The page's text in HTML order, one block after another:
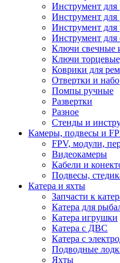
Инструмент для
Инструмент для
Инструмент для
Инструмент для
Ключи свечные
Ключи
Коврики для
Отвертки и
Помпы ручные
Развертки
Разное
Стенды и
Камеры, подвесы и
FPV, модули,
Видеокамеры
Кабели и
Подвесы,
Катера и яхты
Запчасти к
Катера для
Катера игрушки
Катера с ДВС
Катера с
Подводные
Яхты